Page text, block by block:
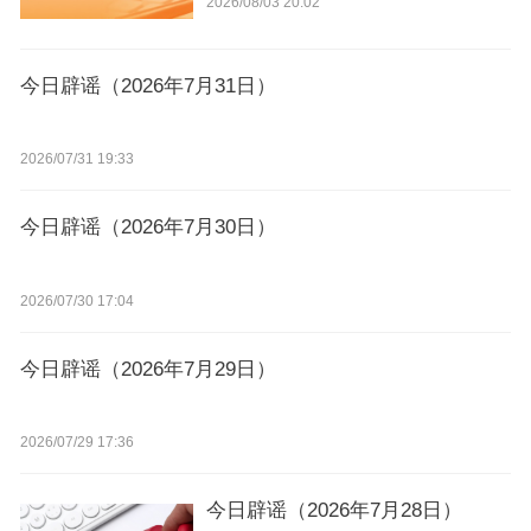
今日辟谣（2026年7月31日）
2026/07/31 19:33
今日辟谣（2026年7月30日）
2026/07/30 17:04
今日辟谣（2026年7月29日）
2026/07/29 17:36
今日辟谣（2026年7月28日）